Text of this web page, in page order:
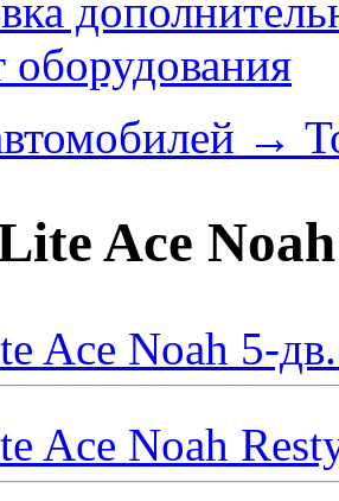
оборудования
→
Ace Noah
Ace Noah 5-
Ace Noah